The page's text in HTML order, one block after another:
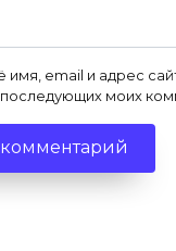
имя, email и адрес
моих